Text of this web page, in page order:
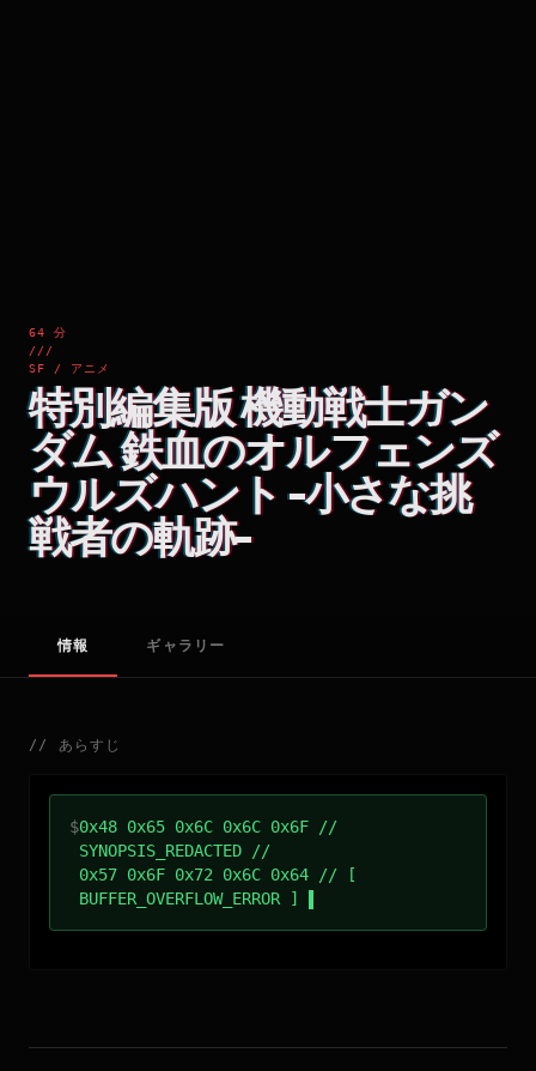
64 分
///
SF / アニメ
特別編集版 機動戦士ガン
ダム 鉄血のオルフェンズ
ウルズハント -小さな挑
戦者の軌跡-
情報 ギャラリー
// あらすじ
$0x48 0x65 0x6C 0x6C 0x6F //
SYNOPSIS_REDACTED //
0x57 0x6F 0x72 0x6C 0x64 // [
BUFFER_OVERFLOW_ERROR ]